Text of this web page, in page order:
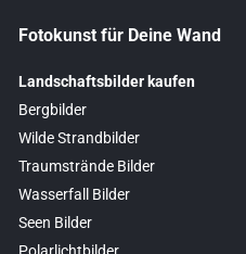
Fotokunst für Deine Wand
Landschaftsbilder kaufen
Bergbilder
Wilde Strandbilder
Traumstrände Bilder
Wasserfall Bilder
Seen Bilder
Polarlichtbilder